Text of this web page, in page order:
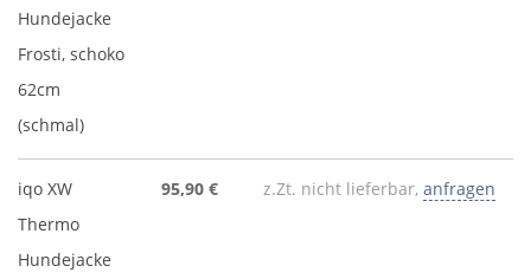
Hundejacke
Frosti, schoko
62cm
(schmal)
iqo XW
Thermo
Hundejacke
95,90 € z.Zt. nicht lieferbar, anfragen